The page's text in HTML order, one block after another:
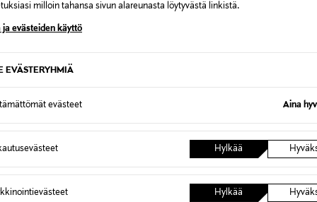
milloin tahansa sivun alareunasta löytyvästä linkistä.
ja evästeiden käyttö
EVÄSTERYHMIÄ
evästeet Aina
Hylkää
Hylkää
seerumi 30 ml
Original Price
124,00 €